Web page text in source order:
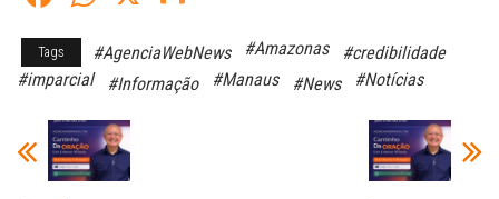
ce
bo ts
A
pp
ail
Tags #AgenciaWebNews #Amazonas
#credibilidade
#imparcial
#Informação #Manaus #News #Notícias